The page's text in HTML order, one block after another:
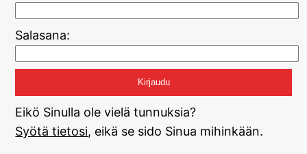
Salasana:
Eikö Sinulla ole vielä tunnuksia?
Syötä tietosi, eikä se sido Sinua mihinkään.